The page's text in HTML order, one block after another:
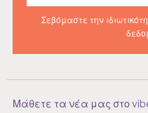
Σεβόμαστε την
Μάθετε τα νέα μας στο